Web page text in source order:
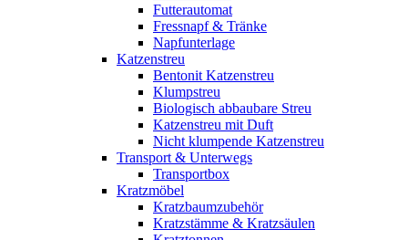
Futterautomat
Fressnapf & Tränke
Napfunterlage
Katzenstreu
Bentonit Katzenstreu
Klumpstreu
Biologisch abbaubare Streu
Katzenstreu mit Duft
Nicht klumpende Katzenstreu
Transport & Unterwegs
Transportbox
Kratzmöbel
Kratzbaumzubehör
Kratzstämme & Kratzsäulen